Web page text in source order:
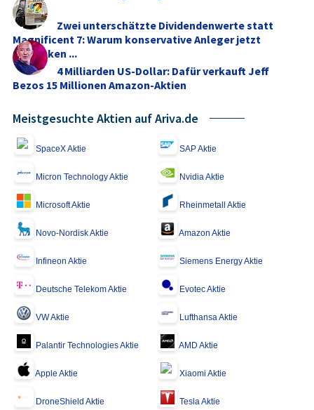
Zwei unterschätzte Dividendenwerte statt
Magnificent 7: Warum konservative Anleger jetzt
umdenken ...
4 Milliarden US-Dollar: Dafür verkauft Jeff
Bezos 15 Millionen Amazon-Aktien
Meistgesuchte Aktien auf Ariva.de
SpaceX Aktie SAP Aktie
Micron Technology Aktie Nvidia Aktie
Microsoft Aktie Rheinmetall Aktie
Novo-Nordisk Aktie Amazon Aktie
Infineon Aktie Siemens Energy Aktie
Deutsche Telekom Aktie Evotec Aktie
VW Aktie Lufthansa Aktie
Palantir Technologies Aktie AMD Aktie
Apple Aktie Xiaomi Aktie
DroneShield Aktie Tesla Aktie